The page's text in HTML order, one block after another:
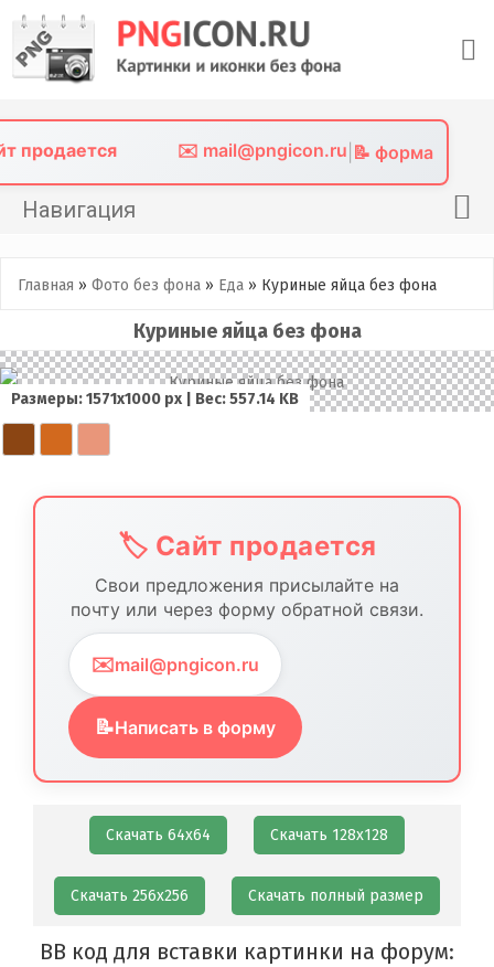
content
продается ✉️ mail@pngicon.ru 📝 форма
Навигация
Png иконки
Картинки без фона
Фото без фона
Главная » Фото без фона » Еда » Куриные яйца без фона
Куриные яйца без фона
Размеры: 1571x1000 px | Вес: 557.14 KB
🏷️ Сайт продается
Свои предложения присылайте на
почту или через форму обратной связи.
✉️mail@pngicon.ru
📝Написать в форму
Скачать 64х64 Скачать 128х128
Скачать 256х256 Скачать полный размер
BB код для вставки картинки на форум: